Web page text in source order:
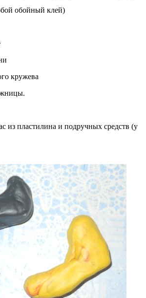
обойный клей)
кружева
из пластилина и подручных средств (у